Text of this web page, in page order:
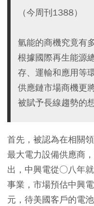
（今周刊1388）
氫能的商機究竟有
根據國際再生能源
存、運輸和應用等
供應鏈市場商機更
被賦予長線趨勢的
首先，被認為在相關
最大電力設備供應商
出，中興電從○八年
事業，市場預估中興
元，待美國客戶的電